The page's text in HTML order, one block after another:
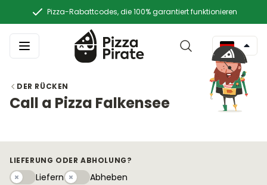
Pizza-Rabattcodes, die 100% garantiert funktionieren
DER RÜCKEN
Call a Pizza Falkensee
LIEFERUNG ODER ABHOLUNG?
LiefernLiefernAbhebeny
Abheben